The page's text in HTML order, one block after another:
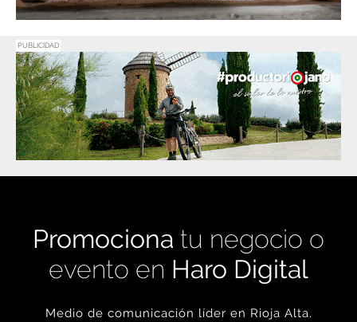
PUBLICIDAD
Promociona tu negocio o
evento en Haro Digital
Medio de comunicación líder en Rioja Alta.